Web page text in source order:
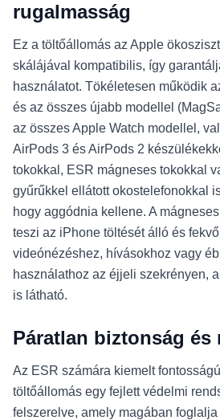
rugalmasság
Ez a töltőállomás az Apple
skálájával kompatibilis, így
használatot. Tökéletesen működik
és az összes újabb modellel
az összes Apple Watch modellel,
AirPods 3 és AirPods 2
tokokkal, ESR mágneses tokokkal
gyűrűkkel ellátott okostelefonokkal
hogy aggódnia kellene. A
teszi az iPhone töltését álló és
videónézéshez, hívásokhoz vagy
használathoz az éjjeli szekrényen,
is látható.
Páratlan biztonság és
Az ESR számára kiemelt
töltőállomás egy fejlett védelmi
felszerelve, amely magában